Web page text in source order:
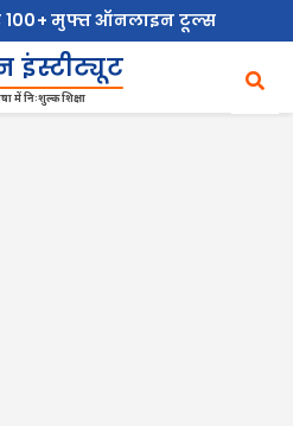
100+ मुफ्त ऑनलाइन टूल्स
इंस्टीट्यूट
में निःशुल्क शिक्षा